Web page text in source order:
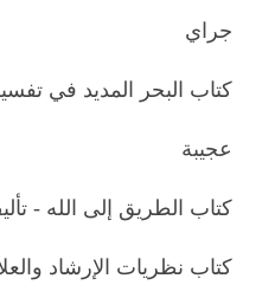
جراي
كتاب البحر المديد في
عجيبة
كتاب الطريق إلى الله -
كتاب نظريات الإرشاد